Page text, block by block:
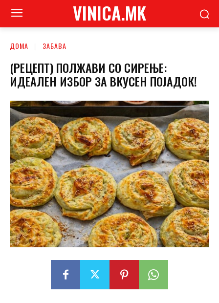
VINICA.MK
ДОМА ЗАБАВА
(РЕЦЕПТ) ПОЛЖАВИ СО СИРЕЊЕ:
ИДЕАЛЕН ИЗБОР ЗА ВКУСЕН ПОЈАДОК!